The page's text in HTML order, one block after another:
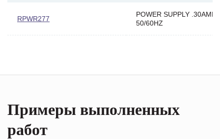
RPWR277
POWER SUPPLY .30AMP
50/60HZ
Примеры выполненных
работ